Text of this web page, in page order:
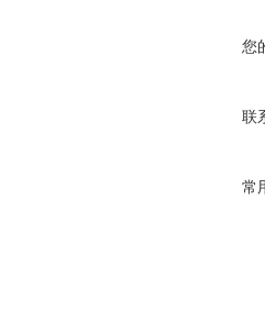
您
联
常